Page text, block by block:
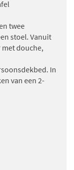
twee
stoel. Vanuit
met douche,
In
van een 2-